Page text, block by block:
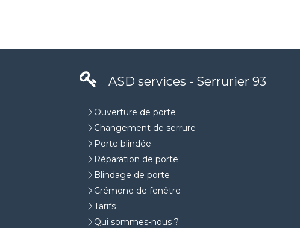
ASD services - Serrurier 93
Ouverture de porte
Changement de serrure
Porte blindée
Réparation de porte
Blindage de porte
Crémone de fenêtre
Tarifs
Qui sommes-nous ?